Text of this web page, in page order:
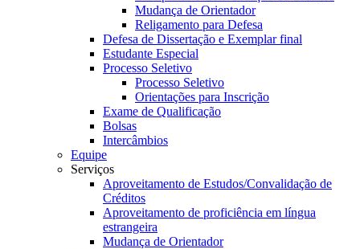
Mudança de Orientador
Religamento para Defesa
Defesa de Dissertação e Exemplar final
Estudante Especial
Processo Seletivo
Processo Seletivo
Orientações para Inscrição
Exame de Qualificação
Bolsas
Intercâmbios
Equipe
Serviços
Aproveitamento de Estudos/Convalidação de
Créditos
Aproveitamento de proficiência em língua
estrangeira
Mudança de Orientador